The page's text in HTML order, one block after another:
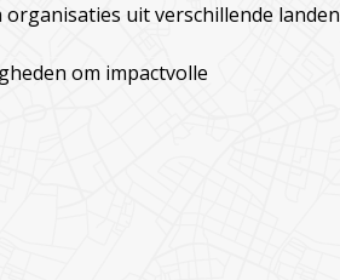
uit verschillende landen
om impactvolle